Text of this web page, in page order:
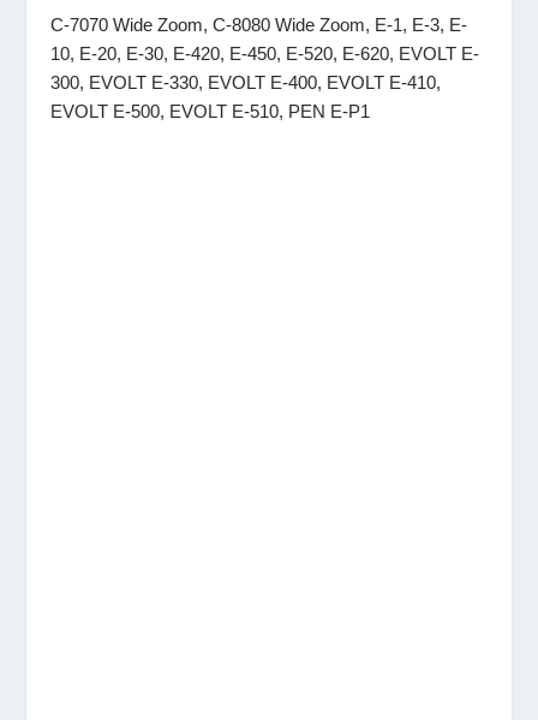
C-7070 Wide Zoom, C-8080 Wide Zoom, E-1, E-3, E-
10, E-20, E-30, E-420, E-450, E-520, E-620, EVOLT E-
300, EVOLT E-330, EVOLT E-400, EVOLT E-410,
EVOLT E-500, EVOLT E-510, PEN E-P1